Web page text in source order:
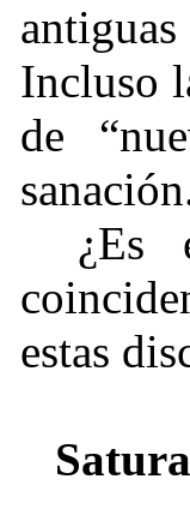
Incluso
de
¿Es
estas